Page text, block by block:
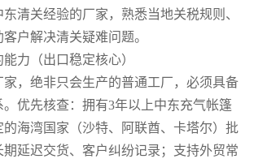
清关经验的厂家，熟悉当地关税规则、
户解决清关疑难问题。
力（出口稳定核心）
，绝非只会生产的普通工厂，必须具备
优先核查：拥有3年以上中东充气帐篷
的海湾国家（沙特、阿联酋、卡塔尔）批
延迟交货、客户纠纷记录；支持外贸常